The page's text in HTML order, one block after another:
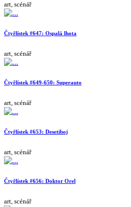
art, scénář
Čtyřlístek #647: Ospalá lhota
art, scénář
Čtyřlístek #649-650: Superauto
art, scénář
Čtyřlístek #653: Desetiboj
art, scénář
Čtyřlístek #656: Doktor Orel
art, scénář